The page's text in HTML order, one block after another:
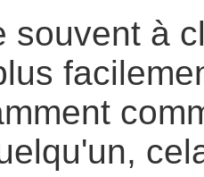
souvent à